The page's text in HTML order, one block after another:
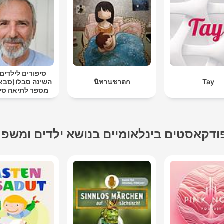
Tay
นิทานชาดก
סיפורים
השינה
מספר לתיאה
לפני השי
בינלאומיים בנושא ילדים